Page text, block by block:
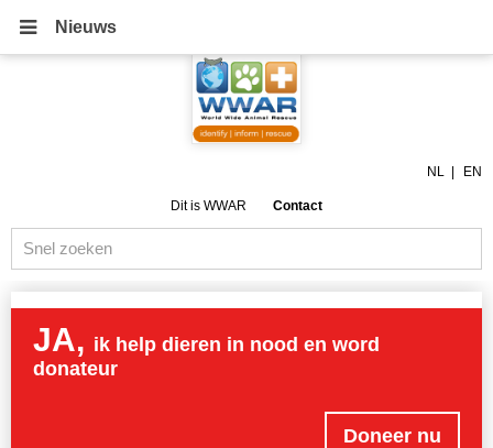
Nieuws
NL EN
Dit is WWAR Contact
JA, ik help dieren in nood en word
donateur
Doneer nu